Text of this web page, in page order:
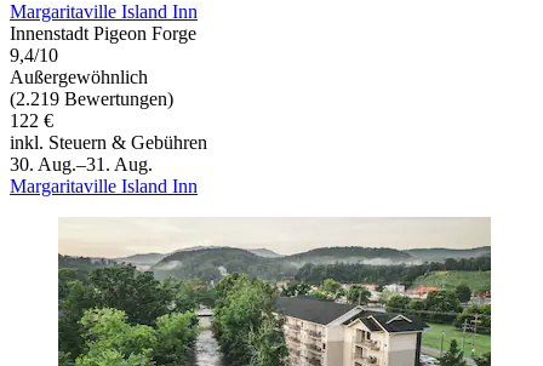
Margaritaville Island Inn
Innenstadt Pigeon Forge
9,4/10
Außergewöhnlich
(2.219 Bewertungen)
122 €
inkl. Steuern & Gebühren
30. Aug.–31. Aug.
Margaritaville Island Inn